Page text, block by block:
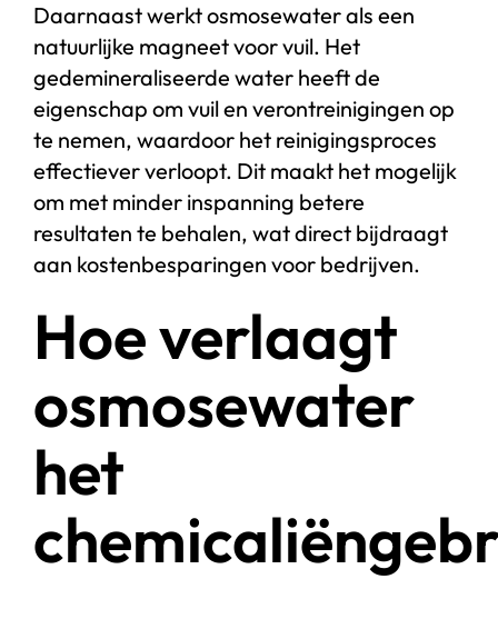
Daarnaast werkt osmosewater als een
natuurlijke magneet voor vuil. Het
gedemineraliseerde water heeft de
eigenschap om vuil en verontreinigingen op
te nemen, waardoor het reinigingsproces
effectiever verloopt. Dit maakt het mogelijk
om met minder inspanning betere
resultaten te behalen, wat direct bijdraagt
aan kostenbesparingen voor bedrijven.
Hoe verlaagt
osmosewater
het